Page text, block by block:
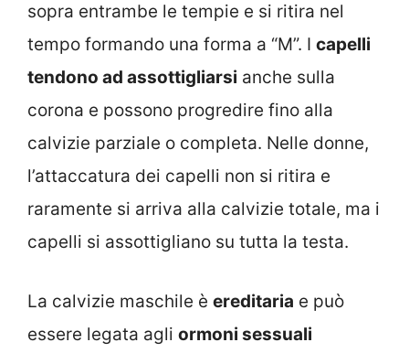
sopra entrambe le tempie e si ritira nel
tempo formando una forma a “M”. I capelli
tendono ad assottigliarsi anche sulla
corona e possono progredire fino alla
calvizie parziale o completa. Nelle donne,
l’attaccatura dei capelli non si ritira e
raramente si arriva alla calvizie totale, ma i
capelli si assottigliano su tutta la testa.
La calvizie maschile è ereditaria e può
essere legata agli ormoni sessuali